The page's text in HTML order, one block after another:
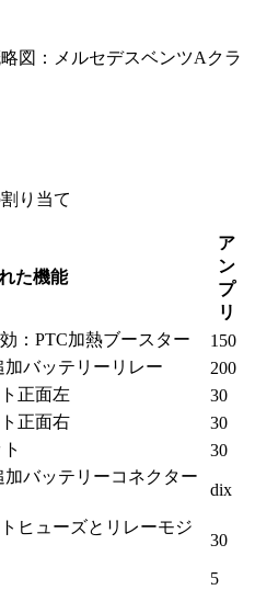
り当て
た機能
ア
ン
プ
リ
：PTC加熱ブースター
150
バッテリーリレー
200
正面左
30
正面右
30
30
バッテリーコネクター
dix
ヒューズとリレーモジ
30
5